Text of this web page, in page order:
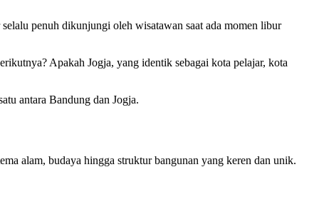
penuh dikunjungi oleh wisatawan saat ada momen libur
Apakah Jogja, yang identik sebagai kota pelajar, kota
antara Bandung dan Jogja.
alam, budaya hingga struktur bangunan yang keren dan unik.